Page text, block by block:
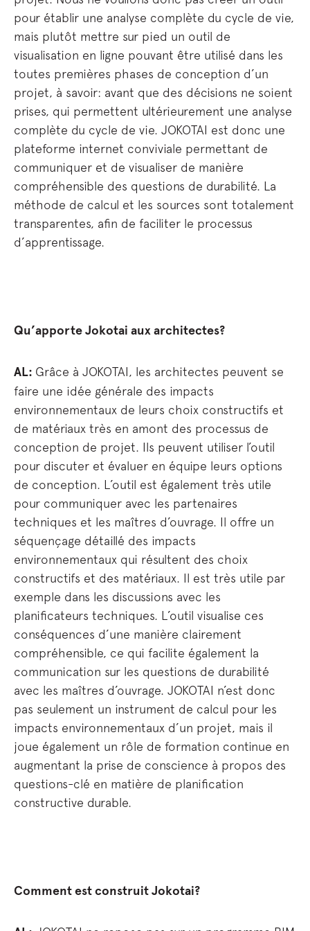
pour établir une analyse complète du cycle de vie,
mais plutôt mettre sur pied un outil de
visualisation en ligne pouvant être utilisé dans les
toutes premières phases de conception d’un
projet, à savoir: avant que des décisions ne soient
prises, qui permettent ultérieurement une analyse
complète du cycle de vie. JOKOTAI est donc une
plateforme internet conviviale permettant de
communiquer et de visualiser de manière
compréhensible des questions de durabilité. La
méthode de calcul et les sources sont totalement
transparentes, afin de faciliter le processus
d’apprentissage.
Qu’apporte Jokotai aux architectes?
AL: Grâce à JOKOTAI, les architectes peuvent se
faire une idée générale des impacts
environnementaux de leurs choix constructifs et
de matériaux très en amont des processus de
conception de projet. Ils peuvent utiliser l’outil
pour discuter et évaluer en équipe leurs options
de conception. L’outil est également très utile
pour communiquer avec les partenaires
techniques et les maîtres d’ouvrage. Il offre un
séquençage détaillé des impacts
environnementaux qui résultent des choix
constructifs et des matériaux. Il est très utile par
exemple dans les discussions avec les
planificateurs techniques. L’outil visualise ces
conséquences d’une manière clairement
compréhensible, ce qui facilite également la
communication sur les questions de durabilité
avec les maîtres d’ouvrage. JOKOTAI n’est donc
pas seulement un instrument de calcul pour les
impacts environnementaux d’un projet, mais il
joue également un rôle de formation continue en
augmentant la prise de conscience à propos des
questions-clé en matière de planification
constructive durable.
Comment est construit Jokotai?